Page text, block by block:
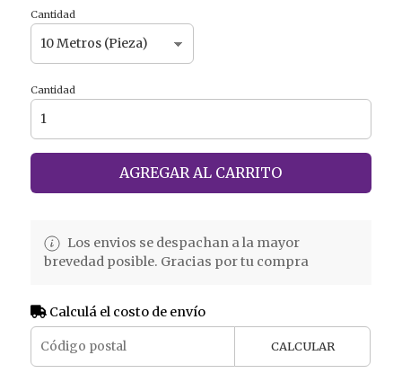
Cantidad
Cantidad
AGREGAR AL CARRITO
Los envios se despachan a la mayor
brevedad posible. Gracias por tu compra
Calculá el costo de envío
CALCULAR